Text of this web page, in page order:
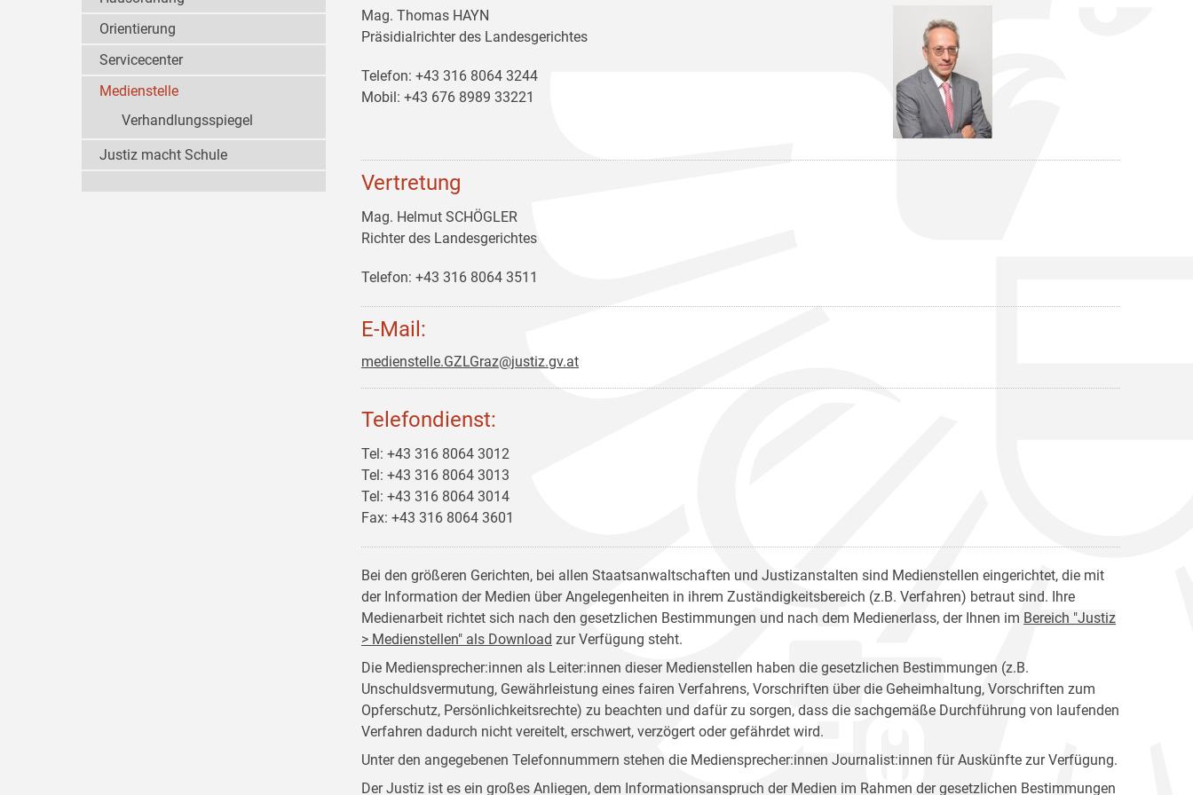
Mag. Thomas HAYN
Präsidialrichter des Landesgerichtes
Telefon: +43 316 8064 3244
Mobil: +43 676 8989 33221
Vertretung
Mag. Helmut SCHÖGLER
Richter des Landesgerichtes
Telefon: +43 316 8064 3511
E-Mail:
medienstelle.GZLGraz@justiz.gv.at
Telefondienst:
Tel: +43 316 8064 3012
Tel: +43 316 8064 3013
Tel: +43 316 8064 3014
Fax: +43 316 8064 3601
Bei den größeren Gerichten, bei allen Staatsanwaltschaften und Justizanstalten sind Medienstellen eingerichtet, die mit
der Information der Medien über Angelegenheiten in ihrem Zuständigkeitsbereich (z.B. Verfahren) betraut sind. Ihre
Medienarbeit richtet sich nach den gesetzlichen Bestimmungen und nach dem Medienerlass, der Ihnen im Bereich "Justiz
> Medienstellen" als Download zur Verfügung steht.
Die Mediensprecher:innen als Leiter:innen dieser Medienstellen haben die gesetzlichen Bestimmungen (z.B.
Unschuldsvermutung, Gewährleistung eines fairen Verfahrens, Vorschriften über die Geheimhaltung, Vorschriften zum
Opferschutz, Persönlichkeitsrechte) zu beachten und dafür zu sorgen, dass die sachgemäße Durchführung von laufenden
Verfahren dadurch nicht vereitelt, erschwert, verzögert oder gefährdet wird.
Unter den angegebenen Telefonnummern stehen die Mediensprecher:innen Journalist:innen für Auskünfte zur Verfügung.
Der Justiz ist es ein großes Anliegen, dem Informationsanspruch der Medien im Rahmen der gesetzlichen Bestimmungen
Orientierung
Servicecenter
Medienstelle
Verhandlungsspiegel
Justiz macht Schule